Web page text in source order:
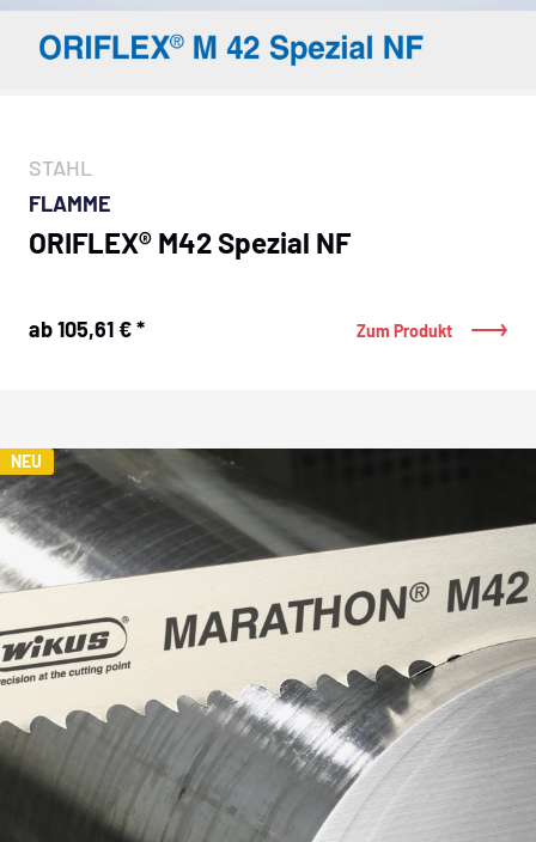
STAHL
FLAMME
ORIFLEX® M42 Spezial NF
ab 105,61 € * Zum Produkt
NEU